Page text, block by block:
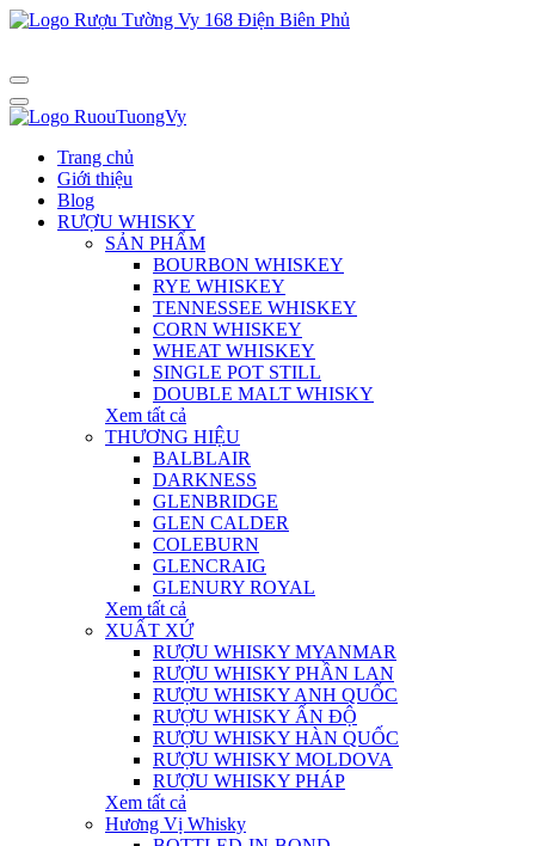
Trang chủ
Giới thiệu
Blog
RƯỢU WHISKY
SẢN PHẨM
BOURBON WHISKEY
RYE WHISKEY
TENNESSEE WHISKEY
CORN WHISKEY
WHEAT WHISKEY
SINGLE POT STILL
DOUBLE MALT WHISKY
Xem tất cả
THƯƠNG HIỆU
BALBLAIR
DARKNESS
GLENBRIDGE
GLEN CALDER
COLEBURN
GLENCRAIG
GLENURY ROYAL
Xem tất cả
XUẤT XỨ
RƯỢU WHISKY MYANMAR
RƯỢU WHISKY PHẦN LAN
RƯỢU WHISKY ANH QUỐC
RƯỢU WHISKY ẤN ĐỘ
RƯỢU WHISKY HÀN QUỐC
RƯỢU WHISKY MOLDOVA
RƯỢU WHISKY PHÁP
Xem tất cả
Hương Vị Whisky